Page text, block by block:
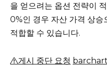
을 얻으려는 옵션 전략이
0%인 경우 자산 가격 상승
적합할 수 있습니다.
게시 중단 요청